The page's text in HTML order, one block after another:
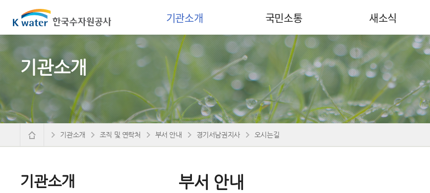
기관소개 국민소통 새소식
기관소개
기관소개
기관소개 조직 및 연락처 부서 안내 경기서남권지사 오시는길
부서 안내